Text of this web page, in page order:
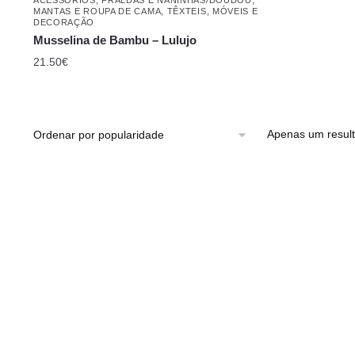
MANTAS E ROUPA DE CAMA
TÊXTEIS, MÓVEIS E
DECORAÇÃO
Musselina de Bambu – Lulujo
21.50€
Apenas um